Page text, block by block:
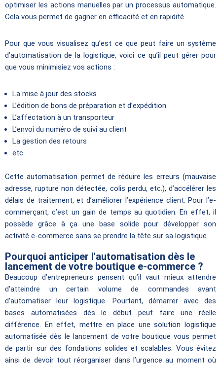
optimiser les actions manuelles par un processus automatique.
Cela vous permet de gagner en efficacité et en rapidité.
Pour que vous visualisez qu’est ce que peut faire un système
d’automatisation de la logistique, voici ce qu’il peut gérer pour
que vous minimisiez vos actions :
La mise à jour des stocks
L’édition de bons de préparation et d’expédition
L’affectation à un transporteur
L’envoi du numéro de suivi au client
La gestion des retours
etc.
Cette automatisation permet de réduire les erreurs (mauvaise
adresse, rupture non détectée, colis perdu, etc.), d’accélérer les
délais de traitement, et d’améliorer l’expérience client. Pour l’e-
commerçant, c’est un gain de temps au quotidien. En effet, il
possède grâce à ça une base solide pour développer son
activité e-commerce sans se prendre la tête sur sa logistique.
Pourquoi anticiper l'automatisation dès le
lancement de votre boutique e-commerce ?
Beaucoup d’entrepreneurs pensent qu’il vaut mieux attendre
d’atteindre un certain volume de commandes avant
d’automatiser leur logistique. Pourtant, démarrer avec des
bases automatisées dès le début peut faire une réelle
différence. En effet, mettre en place une solution logistique
automatisée dès le lancement de votre boutique vous permet
de partir sur des fondations solides et scalables. Vous évitez
ainsi de devoir tout réorganiser dans l’urgence au moment où